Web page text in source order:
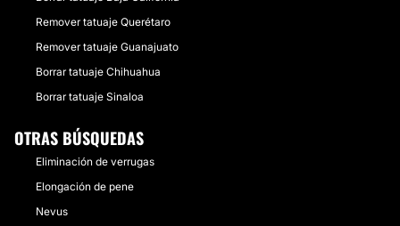
Remover tatuaje Querétaro
Remover tatuaje Guanajuato
Borrar tatuaje Chihuahua
Borrar tatuaje Sinaloa
OTRAS BÚSQUEDAS
Eliminación de verrugas
Elongación de pene
Nevus